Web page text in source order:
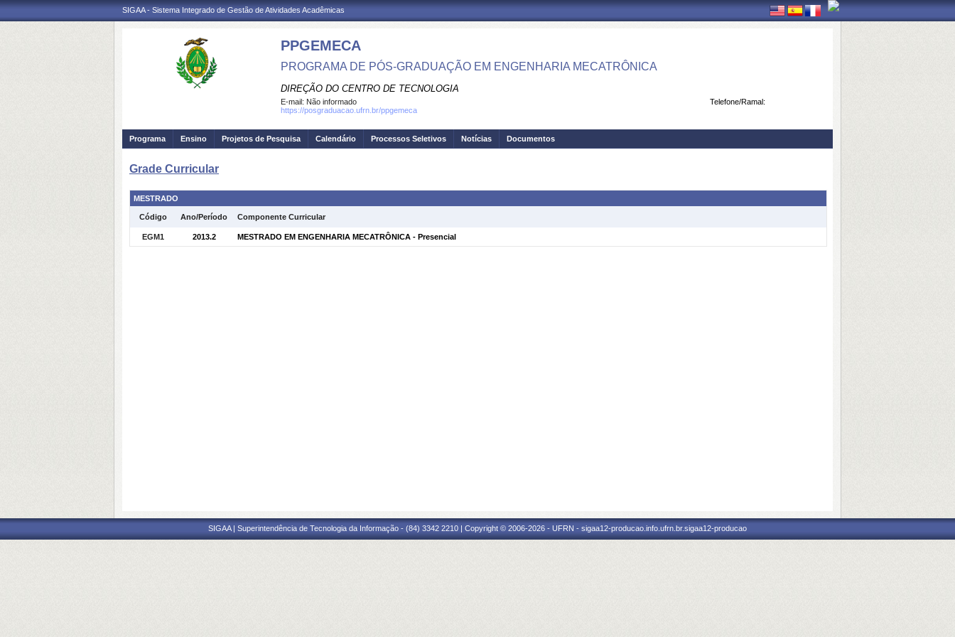
SIGAA - Sistema Integrado de Gestão de Atividades Acadêmicas
PPGEMECA
PROGRAMA DE PÓS-GRADUAÇÃO EM ENGENHARIA MECATRÔNICA
DIREÇÃO DO CENTRO DE TECNOLOGIA
Telefone/Ramal:
E-mail: Não informado
https://posgraduacao.ufrn.br/ppgemeca
Programa Ensino Projetos de Pesquisa Calendário Processos Seletivos Notícias Documentos
Grade Curricular
MESTRADO
Código Ano/Período Componente Curricular
EGM1 2013.2 MESTRADO EM ENGENHARIA MECATRÔNICA - Presencial
SIGAA | Superintendência de Tecnologia da Informação - (84) 3342 2210 | Copyright © 2006-2026 - UFRN - sigaa12-producao.info.ufrn.br.sigaa12-producao